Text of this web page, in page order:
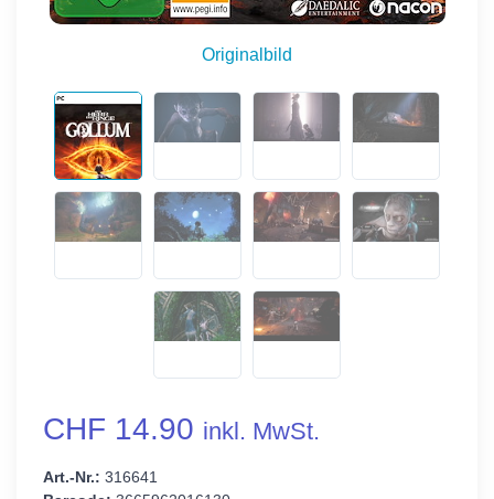
Originalbild
CHF 14.90 inkl. MwSt.
Art.-Nr.: 316641